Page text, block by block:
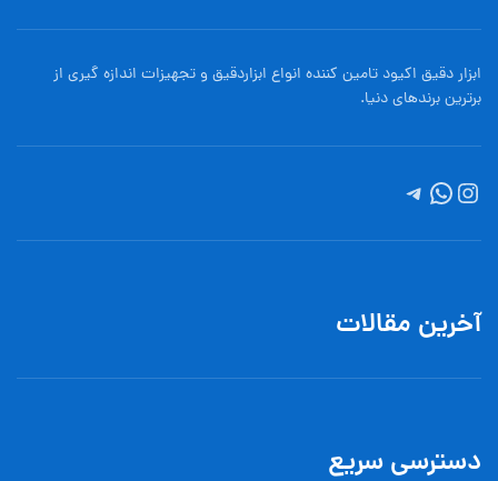
ابزار دقیق اکیود تامین کننده انواع ابزاردقيق و تجهيزات اندازه گیری از
برترین برندهای دنیا.
آخرین مقالات
دسترسی سریع